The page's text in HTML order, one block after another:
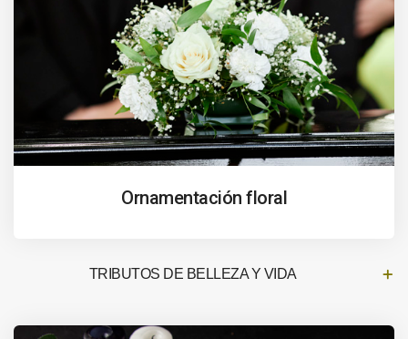
Ornamentación floral
TRIBUTOS DE BELLEZA Y VIDA